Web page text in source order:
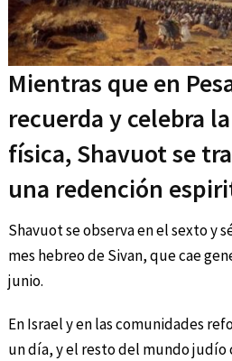
Mientras que en
recuerda y celebra
física, Shavuot se
una redención
Shavuot se observa en el sexto y
mes hebreo de Sivan, que cae
junio.
En Israel y en las comunidades
un día, y el resto del mundo